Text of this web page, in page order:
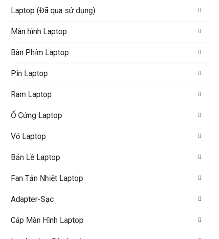
Laptop (Đã qua sử dụng)
Màn hình Laptop
Bàn Phím Laptop
Pin Laptop
Ram Laptop
Ổ Cứng Laptop
Vỏ Laptop
Bản Lề Laptop
Fan Tản Nhiệt Laptop
Adapter-Sạc
Cáp Màn Hình Laptop